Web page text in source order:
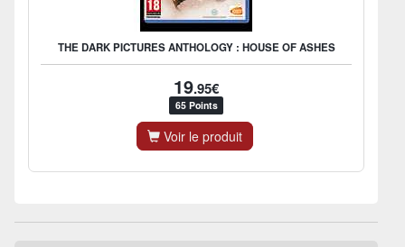
THE DARK PICTURES ANTHOLOGY : HOUSE OF ASHES
19.95€
65 Points
Voir le produit